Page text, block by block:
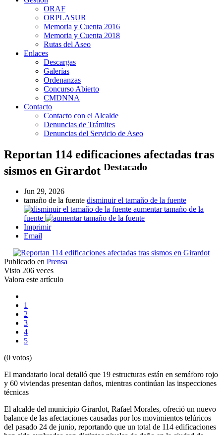
ORAF
ORPLASUR
Memoria y Cuenta 2016
Memoria y Cuenta 2018
Rutas del Aseo
Enlaces
Descargas
Galerías
Ordenanzas
Concurso Abierto
CMDNNA
Contacto
Contacto con el Alcalde
Denuncias de Trámites
Denuncias del Servicio de Aseo
Reportan 114 edificaciones afectadas tras
sismos en Girardot Destacado
Jun 29, 2026
tamaño de la fuente disminuir el tamaño de la fuente
aumentar tamaño de la
fuente
Imprimir
Email
Publicado en Prensa
Visto 206 veces
Valora este artículo
1
2
3
4
5
(0 votos)
El mandatario local detalló que 19 estructuras están en semáforo rojo
y 60 viviendas presentan daños, mientras continúan las inspecciones
técnicas
El alcalde del municipio Girardot, Rafael Morales, ofreció un nuevo
balance de las afectaciones causadas por los movimientos telúricos
del pasado 24 de junio, reportando que un total de 114 edificaciones